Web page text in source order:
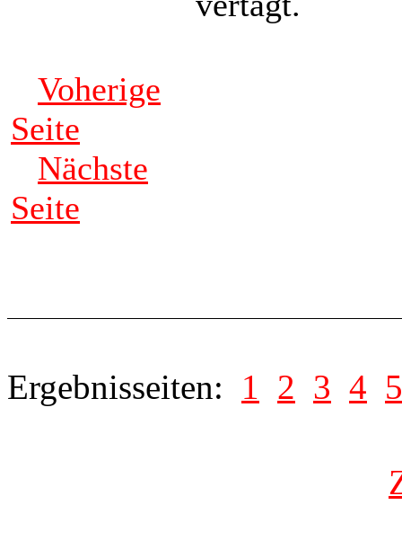
Voherige
Seite
Nächste
Seite
Ergebnisseiten: 1 2 3 4 5